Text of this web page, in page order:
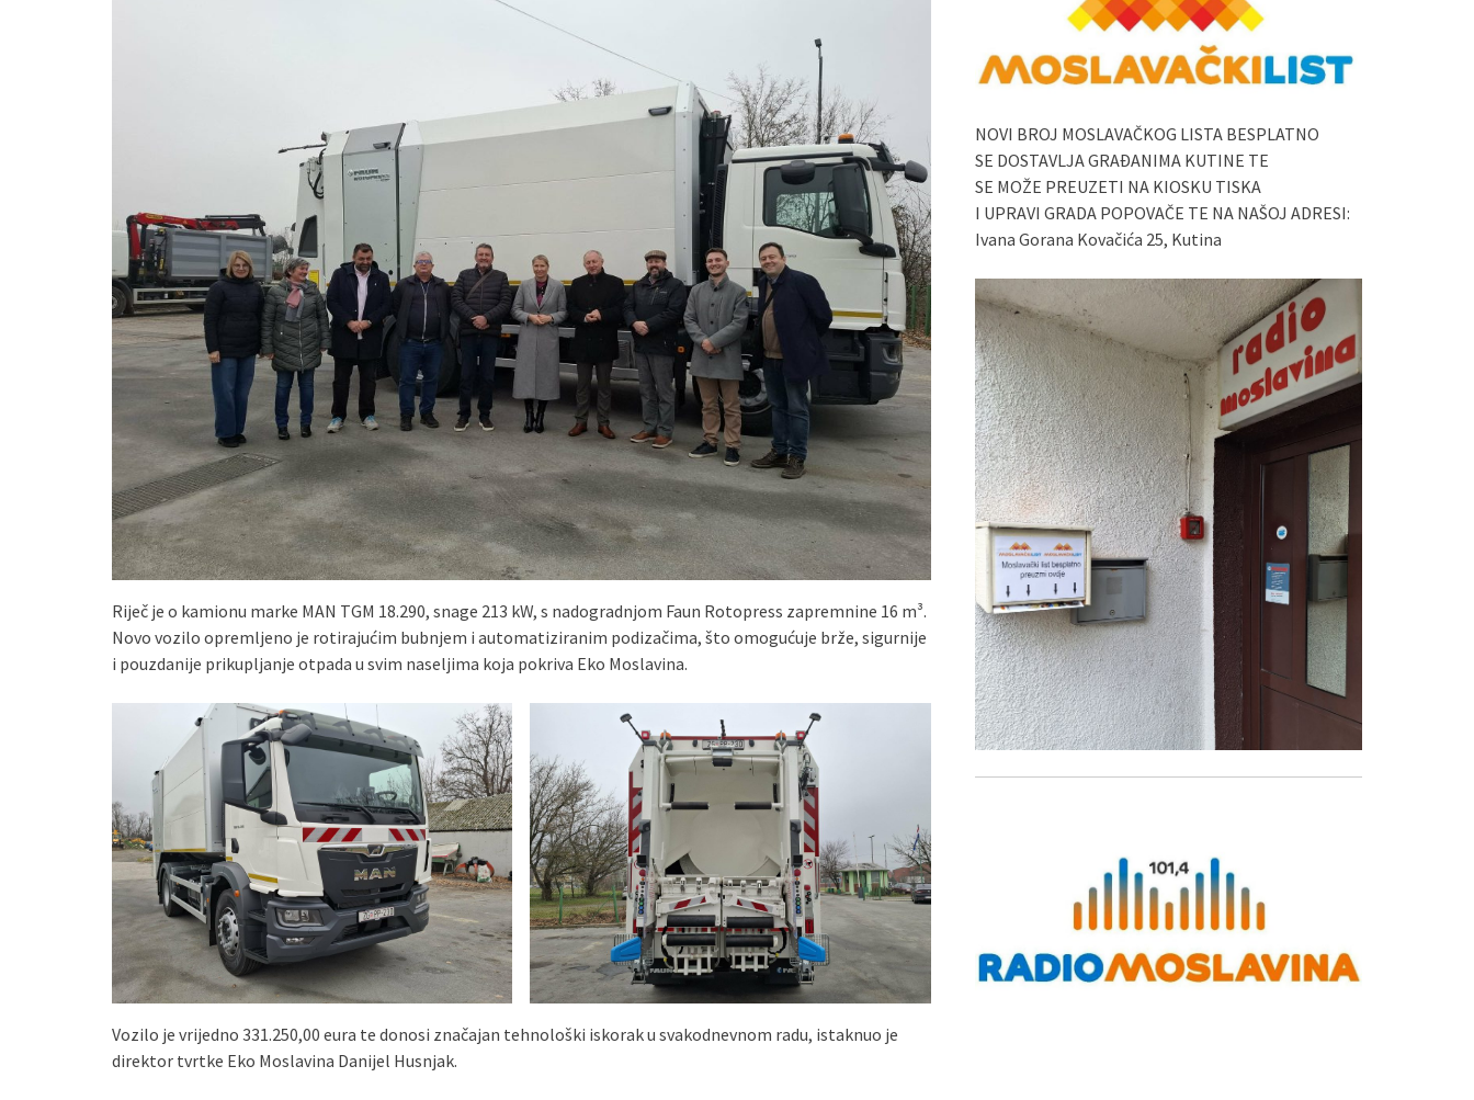
Riječ je o kamionu marke MAN TGM 18.290, snage 213 kW, s nadogradnjom Faun Rotopress zapremnine 16 m³.
Novo vozilo opremljeno je rotirajućim bubnjem i automatiziranim podizačima, što omogućuje brže, sigurnije
i pouzdanije prikupljanje otpada u svim naseljima koja pokriva Eko Moslavina.
Vozilo je vrijedno 331.250,00 eura te donosi značajan tehnološki iskorak u svakodnevnom radu, istaknuo je
direktor tvrtke Eko Moslavina Danijel Husnjak.
NOVI BROJ MOSLAVAČKOG LISTA BESPLATNO
SE DOSTAVLJA GRAĐANIMA KUTINE TE
SE MOŽE PREUZETI NA KIOSKU TISKA
I UPRAVI GRADA POPOVAČE TE NA NAŠOJ ADRESI:
Ivana Gorana Kovačića 25, Kutina